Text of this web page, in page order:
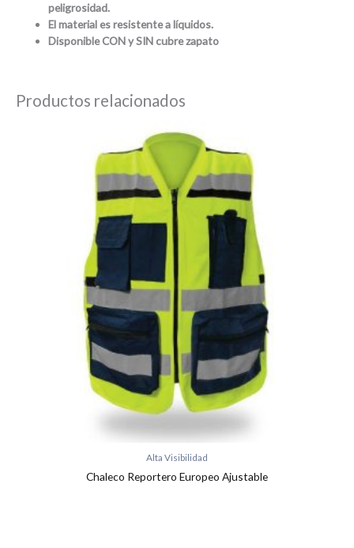
peligrosidad.
El material es resistente a líquidos.
Disponible CON y SIN cubre zapato
Productos relacionados
Alta Visibilidad
Chaleco Reportero Europeo Ajustable